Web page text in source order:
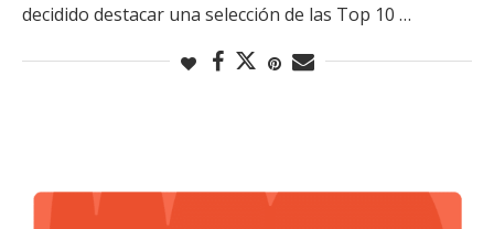
decidido destacar una selección de las Top 10 …